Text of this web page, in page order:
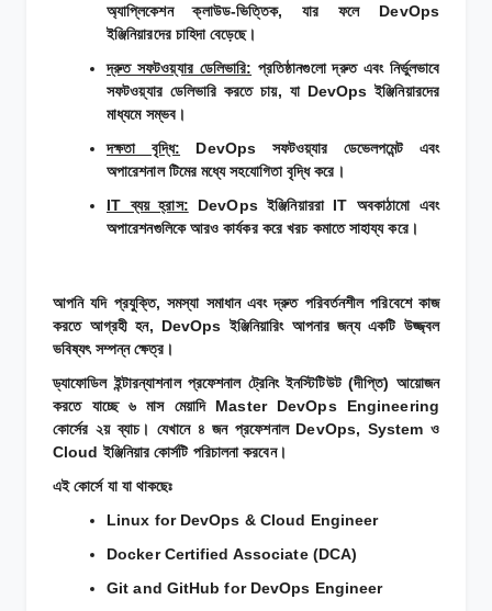
অ্যাপ্লিকেশন ক্লাউড-ভিত্তিক, যার ফলে DevOps
ইঞ্জিনিয়ারদের চাহিদা বেড়েছে।
দ্রুত সফটওয়্যার ডেলিভারি: প্রতিষ্ঠানগুলো দ্রুত এবং নির্ভুলভাবে
সফটওয়্যার ডেলিভারি করতে চায়, যা DevOps ইঞ্জিনিয়ারদের
মাধ্যমে সম্ভব।
দক্ষতা বৃদ্ধি: DevOps সফটওয়্যার ডেভেলপমেন্ট এবং
অপারেশনাল টিমের মধ্যে সহযোগিতা বৃদ্ধি করে।
IT ব্যয় হ্রাস: DevOps ইঞ্জিনিয়াররা IT অবকাঠামো এবং
অপারেশনগুলিকে আরও কার্যকর করে খরচ কমাতে সাহায্য করে।
আপনি যদি প্রযুক্তি, সমস্যা সমাধান এবং দ্রুত পরিবর্তনশীল পরিবেশে কাজ
করতে আগ্রহী হন, DevOps ইঞ্জিনিয়ারিং আপনার জন্য একটি উজ্জ্বল
ভবিষ্যৎ সম্পন্ন ক্ষেত্র।
ড্যাফোডিল ইন্টারন্যাশনাল প্রফেশনাল ট্রেনিং ইনস্টিটিউট (দীপ্তি) আয়োজন
করতে যাচ্ছে ৬ মাস মেয়াদি Master DevOps Engineering
কোর্সের ২য় ব্যাচ। যেখানে ৪ জন প্রফেশনাল DevOps, System ও
Cloud ইঞ্জিনিয়ার কোর্সটি পরিচালনা করবেন।
এই কোর্সে যা যা থাকছেঃ
Linux for DevOps & Cloud Engineer
Docker Certified Associate (DCA)
Git and GitHub for DevOps Engineer